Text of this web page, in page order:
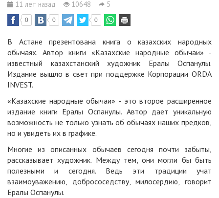
11 лет назад 10648 5
0 0 0
В Астане презентована книга о казахских народных
обычаях. Автор книги «Казахские народные обычаи» -
известный казахстанский художник Ералы Оспанулы.
Издание вышло в свет при поддержке Корпорации ORDA
INVEST.
«Казахские народные обычаи» - это второе расширенное
издание книги Ералы Оспанулы. Автор дает уникальную
возможность не только узнать об обычаях наших предков,
но и увидеть их в графике.
Многие из описанных обычаев сегодня почти забыты,
рассказывает художник. Между тем, они могли бы быть
полезными и сегодня. Ведь эти традиции учат
взаимоуважению, добрососедству, милосердию, говорит
Ералы Оспанулы.